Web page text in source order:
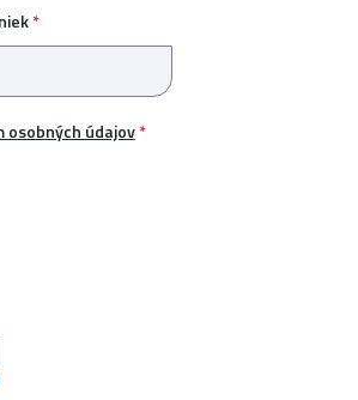
*
osobných údajov*